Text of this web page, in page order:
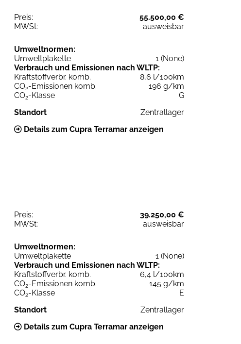
Preis:
55.500,00 €
MWSt:
ausweisbar
Umweltnormen:
Umweltplakette
1 (None)
Verbrauch und Emissionen nach WLTP:
Kraftstoffverbr. komb.
8,6 l/100km
CO2-Emissionen komb.
196 g/km
CO2-Klasse
G
Standort
Zentrallager
Details zum Cupra Terramar anzeigen
Preis:
39.250,00 €
MWSt:
ausweisbar
Umweltnormen:
Umweltplakette
1 (None)
Verbrauch und Emissionen nach WLTP:
Kraftstoffverbr. komb.
6,4 l/100km
CO2-Emissionen komb.
145 g/km
CO2-Klasse
E
Standort
Zentrallager
Details zum Cupra Terramar anzeigen